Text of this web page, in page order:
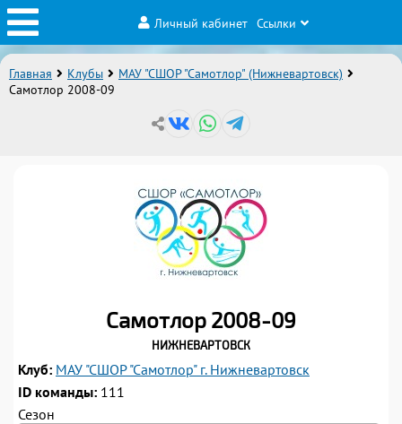
Личный кабинет Ссылки
Главная Клубы
МАУ "СШОР "Самотлор" (Нижневартовск)
Самотлор 2008-09
Самотлор 2008-09
Нижневартовск
Клуб: МАУ "СШОР "Самотлор" г. Нижневартовск
ID команды: 111
Сезон
3 4
7
1
4:3
2
5